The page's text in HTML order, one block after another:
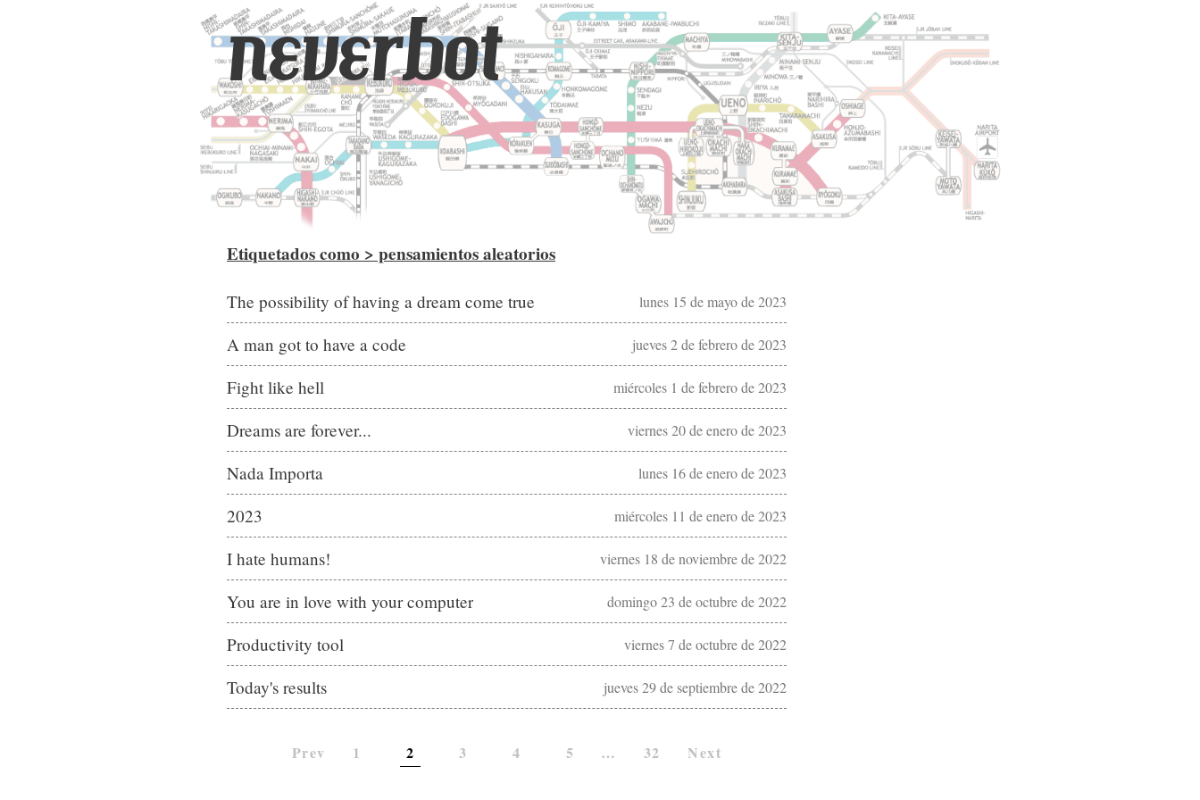
neverbot
Etiquetados como > pensamientos aleatorios
The possibility of having a dream come true lunes 15 de mayo de 2023
A man got to have a code jueves 2 de febrero de 2023
Fight like hell miércoles 1 de febrero de 2023
Dreams are forever... viernes 20 de enero de 2023
Nada Importa lunes 16 de enero de 2023
2023 miércoles 11 de enero de 2023
I hate humans! viernes 18 de noviembre de 2022
You are in love with your computer domingo 23 de octubre de 2022
Productivity tool viernes 7 de octubre de 2022
Today's results jueves 29 de septiembre de 2022
Prev 1 2 3 4 5 … 32 Next